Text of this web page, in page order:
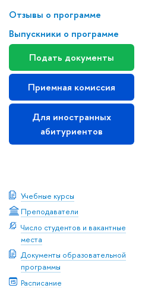
Отзывы о программе
Выпускники о программе
Подать документы
Приемная комиссия
Для иностранных
абитуриентов
Учебные курсы
Преподаватели
Число студентов и вакантные
места
Документы образовательной
программы
Расписание